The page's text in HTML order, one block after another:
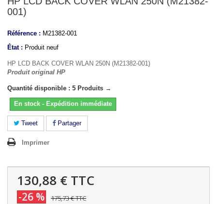
001)
Référence : M21382-001
État : Produit neuf
HP LCD BACK COVER WLAN 250N (M21382-001)
Produit original HP
Quantité disponible : 5 Produits →
En stock - Expédition immédiate
Tweet Partager
Imprimer
130,88 € TTC
-26 % 175,73 €TTC